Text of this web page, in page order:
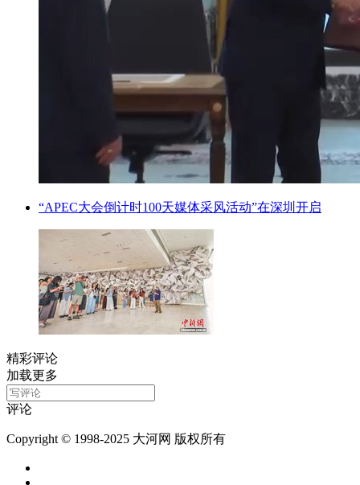
“APEC大会倒计时100天媒体采风活动”在深圳开启
精彩评论
加载更多
评论
Copyright © 1998-2025 大河网 版权所有